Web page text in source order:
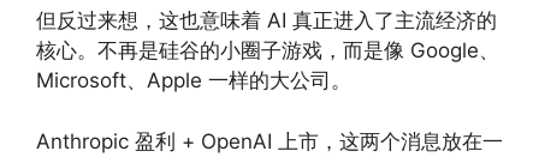
但反过来想，这也意味着 AI 真正进入了主流经济的
核心。不再是硅谷的小圈子游戏，而是像 Google、
Microsoft、Apple 一样的大公司。
Anthropic 盈利 + OpenAI 上市，这两个消息放在一